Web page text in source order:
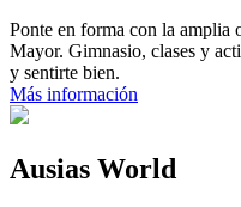
Ponte en forma con la amplia
Mayor. Gimnasio, clases y
y sentirte bien.
Más información
Ausias World